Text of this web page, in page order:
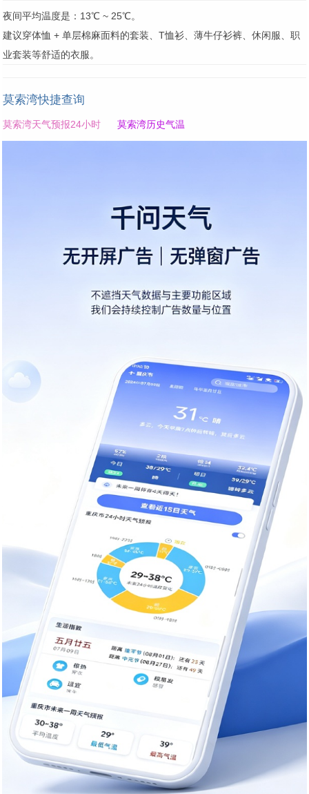
夜间平均温度是：13℃ ~ 25℃。
建议穿体恤 + 单层棉麻面料的套装、T恤衫、薄牛仔衫裤、休闲服、职
业套装等舒适的衣服。
莫索湾快捷查询
莫索湾天气预报24小时 莫索湾历史气温